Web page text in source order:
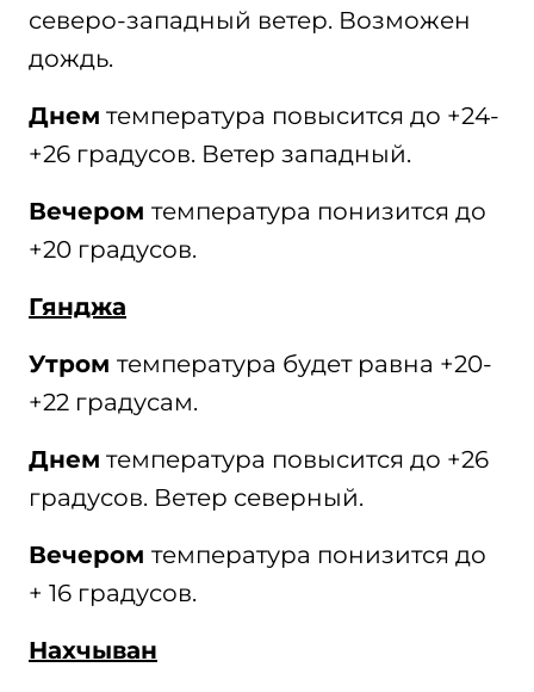
северо-западный ветер. Возможен
дождь.
Днем температура повысится до +24-
+26 градусов. Ветер западный.
Вечером температура понизится до
+20 градусов.
Гянджа
Утром температура будет равна +20-
+22 градусам.
Днем температура повысится до +26
градусов. Ветер северный.
Вечером температура понизится до
+ 16 градусов.
Нахчыван